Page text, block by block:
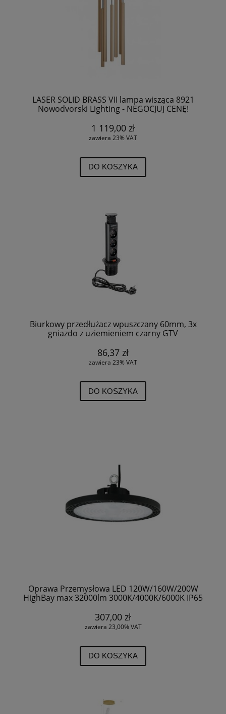
LASER SOLID BRASS VII lampa wisząca 8921
Nowodvorski Lighting - NEGOCJUJ CENĘ!
1 119,00 zł
zawiera 23% VAT
DO KOSZYKA
Biurkowy przedłużacz wpuszczany 60mm, 3x
gniazdo z uziemieniem czarny GTV
86,37 zł
zawiera 23% VAT
DO KOSZYKA
Oprawa Przemysłowa LED 120W/160W/200W
HighBay max 32000lm 3000K/4000K/6000K IP65
307,00 zł
zawiera 23,00% VAT
DO KOSZYKA